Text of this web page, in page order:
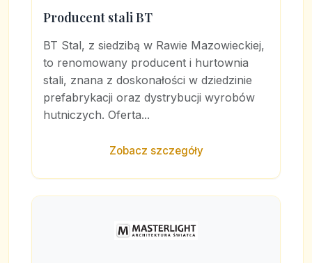
Producent stali BT
BT Stal, z siedzibą w Rawie Mazowieckiej,
to renomowany producent i hurtownia
stali, znana z doskonałości w dziedzinie
prefabrykacji oraz dystrybucji wyrobów
hutniczych. Oferta...
Zobacz szczegóły